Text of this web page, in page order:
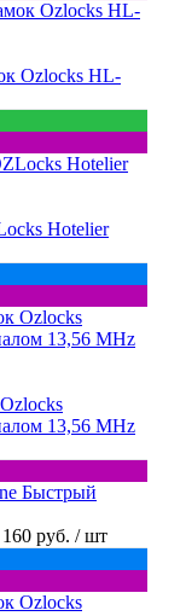
Ozlocks HL-
Hotelier
13,56 MHz
Быстрый
160 руб. / шт